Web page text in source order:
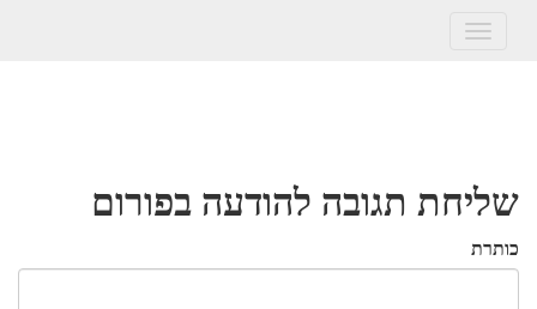
Toggle
שליחת תגובה להודעה בפורום
כותרת